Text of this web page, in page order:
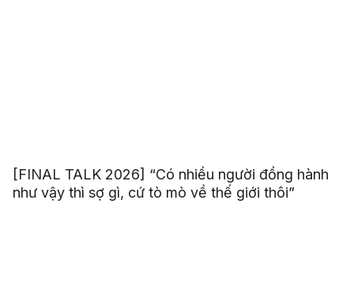
[FINAL TALK 2026] “Có nhiều người đồng hành
như vậy thì sợ gì, cứ tò mò về thế giới thôi”